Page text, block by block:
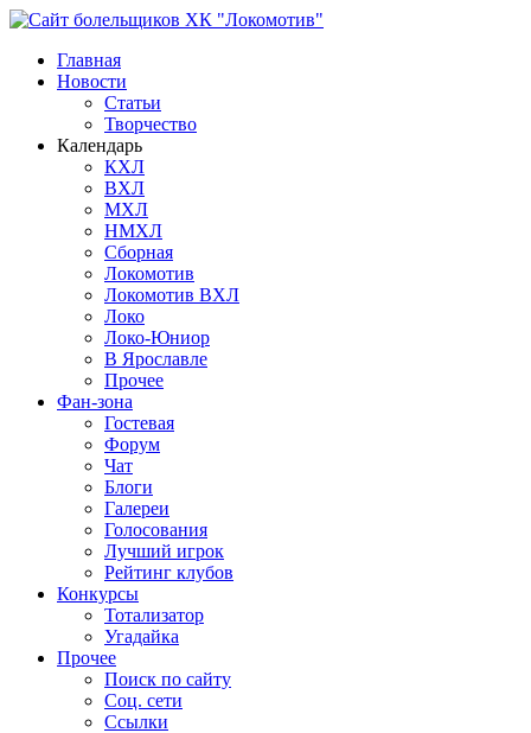
Главная
Новости
Статьи
Творчество
Календарь
КХЛ
ВХЛ
МХЛ
НМХЛ
Сборная
Локомотив
Локомотив ВХЛ
Локо
Локо-Юниор
В Ярославле
Прочее
Фан-зона
Гостевая
Форум
Чат
Блоги
Галереи
Голосования
Лучший игрок
Рейтинг клубов
Конкурсы
Тотализатор
Угадайка
Прочее
Поиск по сайту
Соц. сети
Ссылки